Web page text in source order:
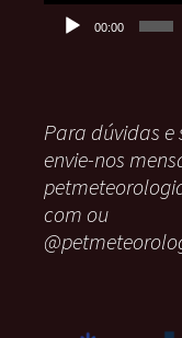
00:00
Para dúvidas e
envie-nos
com ou